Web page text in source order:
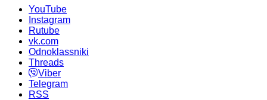
YouTube
Instagram
Rutube
vk.com
Odnoklassniki
Threads
Viber
Telegram
RSS